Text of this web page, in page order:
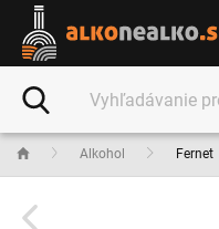
Alkohol Fernet